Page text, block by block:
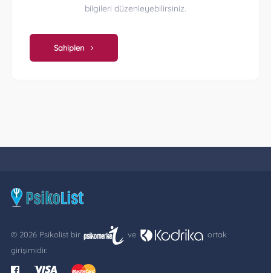
bilgileri düzenleyebilirsiniz.
Sahiplen
© 2026 Psikolist bir ve
ortak
girişimidir.